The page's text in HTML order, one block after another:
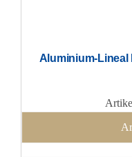
Aluminium-Lineal